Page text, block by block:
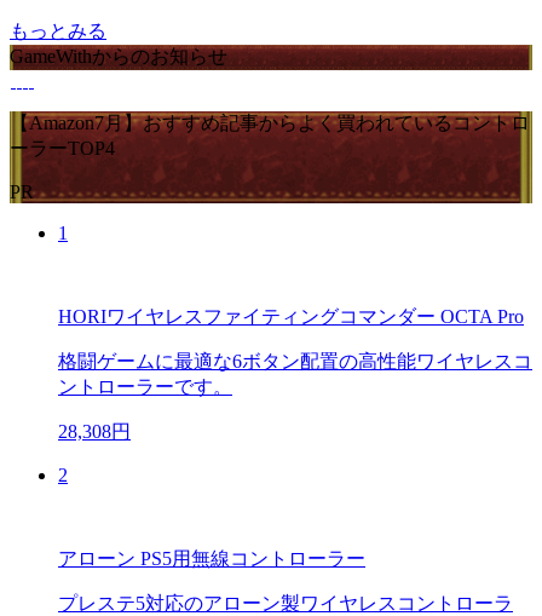
もっとみる
GameWithからのお知らせ
【Amazon7月】おすすめ記事からよく買われているコントロ
ーラーTOP4
PR
1
HORIワイヤレスファイティングコマンダー OCTA Pro
格闘ゲームに最適な6ボタン配置の高性能ワイヤレスコ
ントローラーです。
28,308円
2
アローン PS5用無線コントローラー
プレステ5対応のアローン製ワイヤレスコントローラ